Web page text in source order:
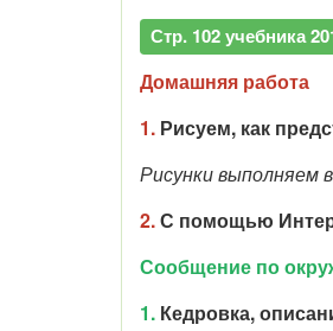
Стр. 102 учебника
Домашняя работа
1. Рисуем, как
Рисунки выполняем
2.С помощью
Сообщение по
1. Кедровка,